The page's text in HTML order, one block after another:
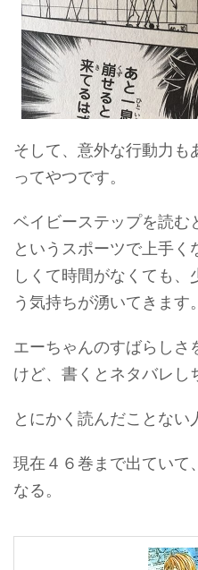
そして、意外な行動力も
ってやつです。
ベイビーステップを読む
というスポーツで上手
しくて時間がなくても
う気持ちが湧いてきます。
エーちゃんのすばらしさ
けど、書くとネタバレし
とにかく読んだことない
現在４６巻まで出ていて
なる。